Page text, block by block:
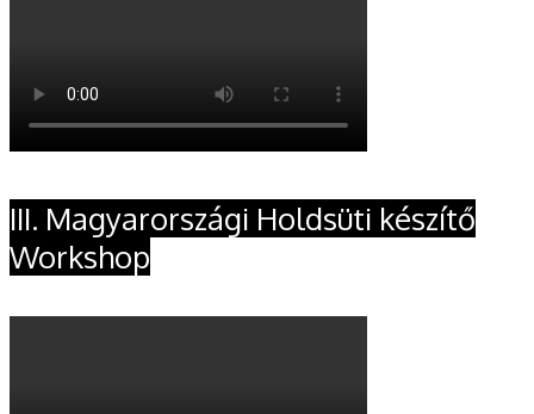
III. Magyarországi Holdsüti készítő
Workshop